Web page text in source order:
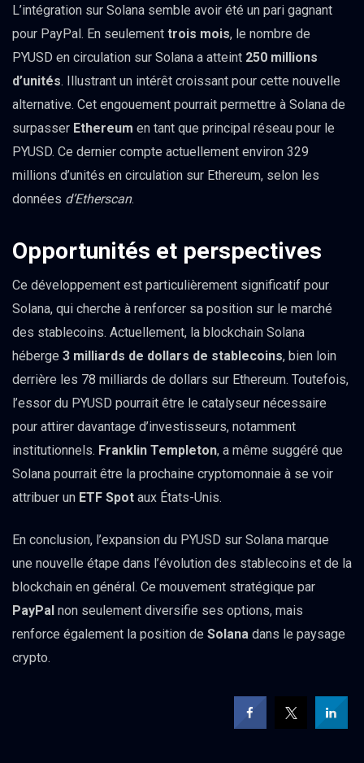
L’intégration sur Solana semble avoir été un pari gagnant
pour PayPal. En seulement trois mois, le nombre de
PYUSD en circulation sur Solana a atteint 250 millions
d’unités. Illustrant un intérêt croissant pour cette nouvelle
alternative. Cet engouement pourrait permettre à Solana de
surpasser Ethereum en tant que principal réseau pour le
PYUSD. Ce dernier compte actuellement environ 329
millions d’unités en circulation sur Ethereum, selon les
données d’Etherscan.
Opportunités et perspectives
Ce développement est particulièrement significatif pour
Solana, qui cherche à renforcer sa position sur le marché
des stablecoins. Actuellement, la blockchain Solana
héberge 3 milliards de dollars de stablecoins, bien loin
derrière les 78 milliards de dollars sur Ethereum. Toutefois,
l’essor du PYUSD pourrait être le catalyseur nécessaire
pour attirer davantage d’investisseurs, notamment
institutionnels. Franklin Templeton, a même suggéré que
Solana pourrait être la prochaine cryptomonnaie à se voir
attribuer un ETF Spot aux États-Unis.
En conclusion, l’expansion du PYUSD sur Solana marque
une nouvelle étape dans l’évolution des stablecoins et de la
blockchain en général. Ce mouvement stratégique par
PayPal non seulement diversifie ses options, mais
renforce également la position de Solana dans le paysage
crypto.